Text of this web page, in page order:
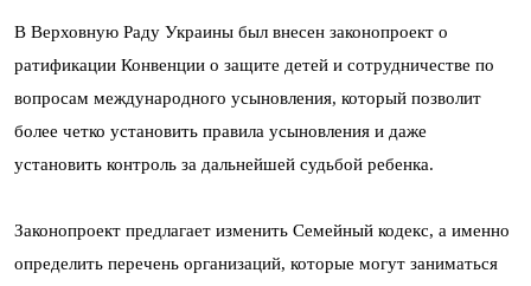
В Верховную Раду Украины был внесен законопроект о
ратификации Конвенции о защите детей и сотрудничестве по
вопросам международного усыновления, который позволит
более четко установить правила усыновления и даже
установить контроль за дальнейшей судьбой ребенка.
Законопроект предлагает изменить Семейный кодекс, а именно
определить перечень организаций, которые могут заниматься